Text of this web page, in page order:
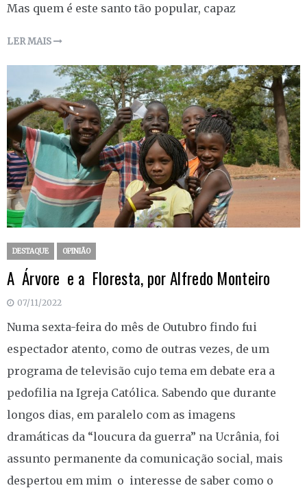
Mas quem é este santo tão popular, capaz
LER MAIS
DESTAQUE OPINIÃO
A Árvore e a Floresta, por Alfredo Monteiro
07/11/2022
Numa sexta-feira do mês de Outubro findo fui
espectador atento, como de outras vezes, de um
programa de televisão cujo tema em debate era a
pedofilia na Igreja Católica. Sabendo que durante
longos dias, em paralelo com as imagens
dramáticas da “loucura da guerra” na Ucrânia, foi
assunto permanente da comunicação social, mais
despertou em mim o interesse de saber como o